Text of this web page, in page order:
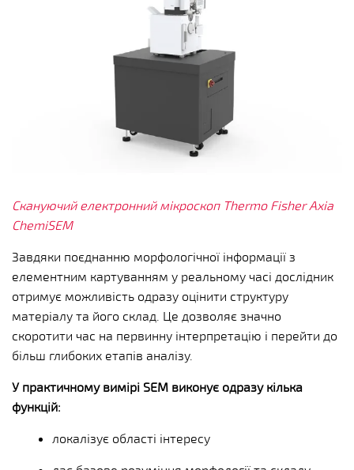
Скануючий електронний мікроскоп Thermo Fisher Axia
ChemiSEM
Завдяки поєднанню морфологічної інформації з
елементним картуванням у реальному часі дослідник
отримує можливість одразу оцінити структуру
матеріалу та його склад. Це дозволяє значно
скоротити час на первинну інтерпретацію і перейти до
більш глибоких етапів аналізу.
У практичному вимірі SEM виконує одразу кілька
функцій:
локалізує області інтересу